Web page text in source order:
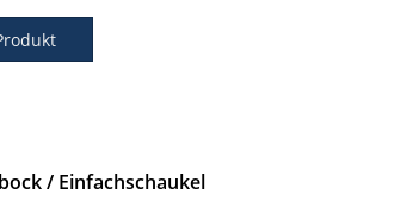
/ Einfachschaukel